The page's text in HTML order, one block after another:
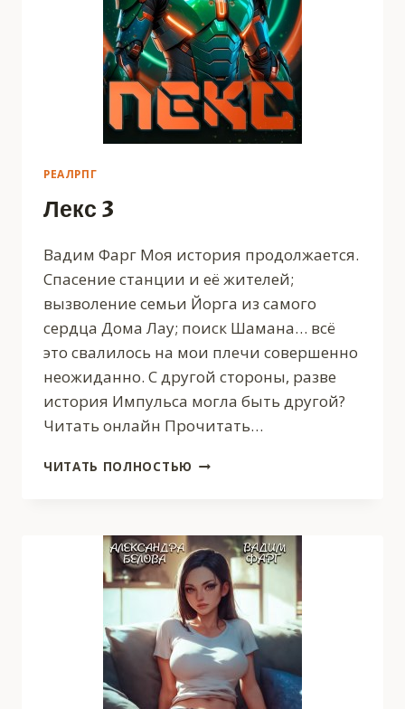
РЕАЛРПГ
Лекс 3
Вадим Фарг Моя история продолжается.
Спасение станции и её жителей;
вызволение семьи Йорга из самого
сердца Дома Лау; поиск Шамана… всё
это свалилось на мои плечи совершенно
неожиданно. С другой стороны, разве
история Импульса могла быть другой?
Читать онлайн Прочитать…
ЧИТАТЬ ПОЛНОСТЬЮ ЛЕКС